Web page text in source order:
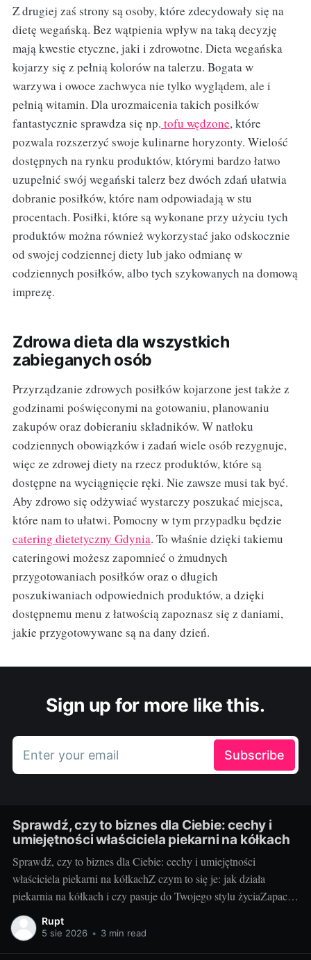
Z drugiej zaś strony są osoby, które zdecydowały się na
dietę wegańską. Bez wątpienia wpływ na taką decyzję
mają kwestie etyczne, jaki i zdrowotne. Dieta wegańska
kojarzy się z pełnią kolorów na talerzu. Bogata w
warzywa i owoce zachwyca nie tylko wyglądem, ale i
pełnią witamin. Dla urozmaicenia takich posiłków
fantastycznie sprawdza się np. tofu wędzone, które
pozwala rozszerzyć swoje kulinarne horyzonty. Wielość
dostępnych na rynku produktów, którymi bardzo łatwo
uzupełnić swój wegański talerz bez dwóch zdań ułatwia
dobranie posiłków, które nam odpowiadają w stu
procentach. Posiłki, które są wykonane przy użyciu tych
produktów można również wykorzystać jako odskocznie
od swojej codziennej diety lub jako odmianę w
codziennych posiłków, albo tych szykowanych na domową
imprezę.
Zdrowa dieta dla wszystkich
zabieganych osób
Przyrządzanie zdrowych posiłków kojarzone jest także z
godzinami poświęconymi na gotowaniu, planowaniu
zakupów oraz dobieraniu składników. W natłoku
codziennych obowiązków i zadań wiele osób rezygnuje,
więc ze zdrowej diety na rzecz produktów, które są
dostępne na wyciągnięcie ręki. Nie zawsze musi tak być.
Aby zdrowo się odżywiać wystarczy poszukać miejsca,
które nam to ułatwi. Pomocny w tym przypadku będzie
catering dietetyczny Gdynia. To właśnie dzięki takiemu
cateringowi możesz zapomnieć o żmudnych
przygotowaniach posiłków oraz o długich
poszukiwaniach odpowiednich produktów, a dzięki
dostępnemu menu z łatwością zapoznasz się z daniami,
jakie przygotowywane są na dany dzień.
Sign up for more like this.
Enter your email Subscribe
Sprawdź, czy to biznes dla Ciebie: cechy i
umiejętności właściciela piekarni na kółkach
Sprawdź, czy to biznes dla Ciebie: cechy i umiejętności
właściciela piekarni na kółkachZ czym to się je: jak działa
piekarnia na kółkach i czy pasuje do Twojego stylu życiaZapach
świeżych bułek o świcie i uśmiechy klientów, gdy otwierasz
klapę auta – za to kocha się piekarnię na kółkach. To mobilny
Rupt
5 sie 2026 • 3 min read